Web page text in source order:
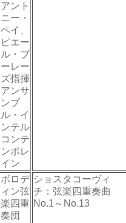
アント
ニー・
ペイ、
ピエー
ル・ブ
ーレー
ズ指揮
アンサ
ンブ
ル・イ
ンテル
コンテ
ンポレ
イン
ボロデ
ィン弦
楽四重
奏団
ショスタコーヴィ
チ：弦楽四重奏曲
No.1～No.13